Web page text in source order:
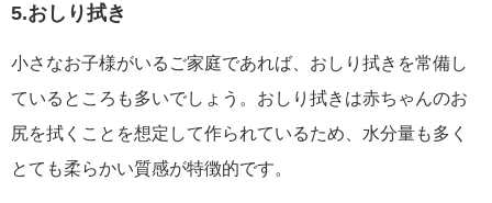
5.おしり拭き
小さなお子様がいるご家庭であれば、おしり拭きを常備し
ているところも多いでしょう。おしり拭きは赤ちゃんのお
尻を拭くことを想定して作られているため、水分量も多く
とても柔らかい質感が特徴的です。